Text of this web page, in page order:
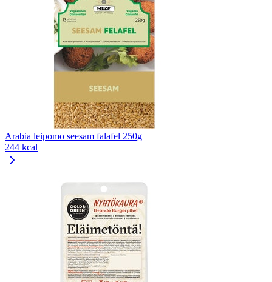
Arabia leipomo seesam falafel 250g
244 kcal